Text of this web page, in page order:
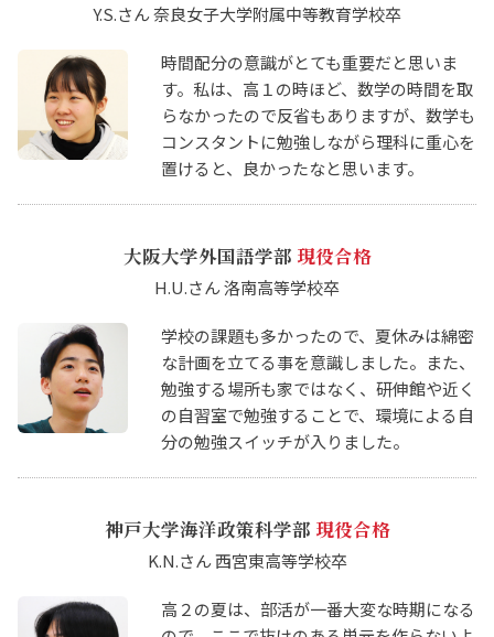
Y.S.さん 奈良女子大学附属中等教育学校卒
時間配分の意識がとても重要だと思いま
す。私は、高１の時ほど、数学の時間を取
らなかったので反省もありますが、数学も
コンスタントに勉強しながら理科に重心を
置けると、良かったなと思います。
大阪大学外国語学部 現役合格
H.U.さん 洛南高等学校卒
学校の課題も多かったので、夏休みは綿密
な計画を立てる事を意識しました。また、
勉強する場所も家ではなく、研伸館や近く
の自習室で勉強することで、環境による自
分の勉強スイッチが入りました。
神戸大学海洋政策科学部 現役合格
K.N.さん 西宮東高等学校卒
高２の夏は、部活が一番大変な時期になる